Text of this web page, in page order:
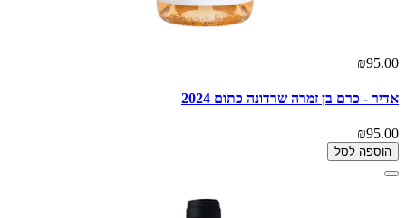
₪95.00
אדיר - כרם בן זמרה שרדונה כתום 2024
₪95.00
הוספה לסל